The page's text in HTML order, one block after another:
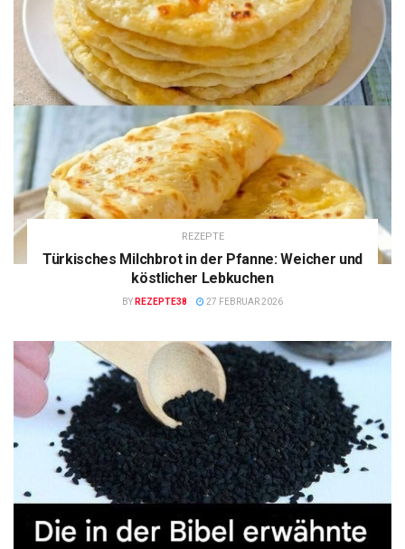
REZEPTE
Türkisches Milchbrot in der Pfanne: Weicher und
köstlicher Lebkuchen
BY REZEPTE38 27 FEBRUAR 2026